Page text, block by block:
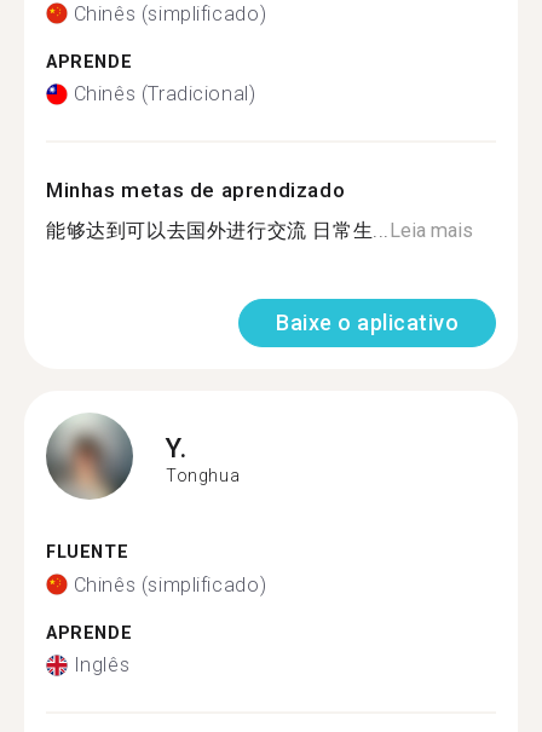
Chinês (simplificado)
APRENDE
Chinês (Tradicional)
Minhas metas de aprendizado
能够达到可以去国外进行交流 日常生...Leia mais
Baixe o aplicativo
Y.
Tonghua
FLUENTE
Chinês (simplificado)
APRENDE
Inglês